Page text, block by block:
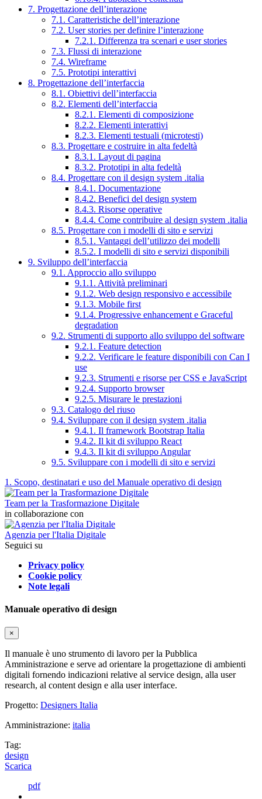
7. Progettazione dell’interazione
7.1. Caratteristiche dell’interazione
7.2. User stories per definire l’interazione
7.2.1. Differenza tra scenari e user stories
7.3. Flussi di interazione
7.4. Wireframe
7.5. Prototipi interattivi
8. Progettazione dell’interfaccia
8.1. Obiettivi dell’interfaccia
8.2. Elementi dell’interfaccia
8.2.1. Elementi di composizione
8.2.2. Elementi interattivi
8.2.3. Elementi testuali (microtesti)
8.3. Progettare e costruire in alta fedeltà
8.3.1. Layout di pagina
8.3.2. Prototipi in alta fedeltà
8.4. Progettare con il design system .italia
8.4.1. Documentazione
8.4.2. Benefici del design system
8.4.3. Risorse operative
8.4.4. Come contribuire al design system .italia
8.5. Progettare con i modelli di sito e servizi
8.5.1. Vantaggi dell’utilizzo dei modelli
8.5.2. I modelli di sito e servizi disponibili
9. Sviluppo dell’interfaccia
9.1. Approccio allo sviluppo
9.1.1. Attività preliminari
9.1.2. Web design responsivo e accessibile
9.1.3. Mobile first
9.1.4. Progressive enhancement e Graceful
degradation
9.2. Strumenti di supporto allo sviluppo del software
9.2.1. Feature detection
9.2.2. Verificare le feature disponibili con Can I
use
9.2.3. Strumenti e risorse per CSS e JavaScript
9.2.4. Supporto browser
9.2.5. Misurare le prestazioni
9.3. Catalogo del riuso
9.4. Sviluppare con il design system .italia
9.4.1. Il framework Bootstrap Italia
9.4.2. Il kit di sviluppo React
9.4.3. Il kit di sviluppo Angular
9.5. Sviluppare con i modelli di sito e servizi
1. Scopo, destinatari e uso del Manuale operativo di design
Team per la Trasformazione Digitale
in collaborazione con
Agenzia per l'Italia Digitale
Seguici su
Privacy policy
Cookie policy
Note legali
Manuale operativo di design
×
Il manuale è uno strumento di lavoro per la Pubblica
Amministrazione e serve ad orientare la progettazione di ambienti
digitali fornendo indicazioni relative al service design, alla user
research, al content design e alla user interface.
Progetto: Designers Italia
Amministrazione: italia
Tag:
design
Scarica
pdf